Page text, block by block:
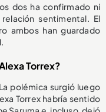
dos ha confirmado ni
sentimental. El
ambos han guardado
Torrex?
polémica surgió luego
Torrex habría sentido